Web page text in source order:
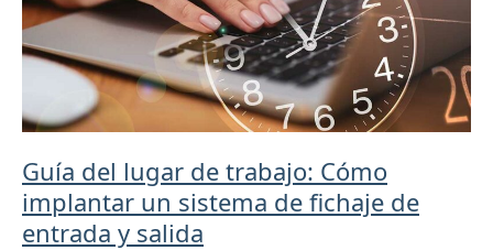
Guía del lugar de trabajo: Cómo
implantar un sistema de fichaje de
entrada y salida